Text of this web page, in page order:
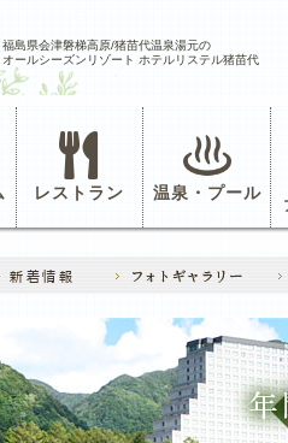
福島県会津磐梯高原/猪苗代温泉湯元の
オールシーズンリゾート ホテルリステル猪苗代
レストラン 温泉・プール